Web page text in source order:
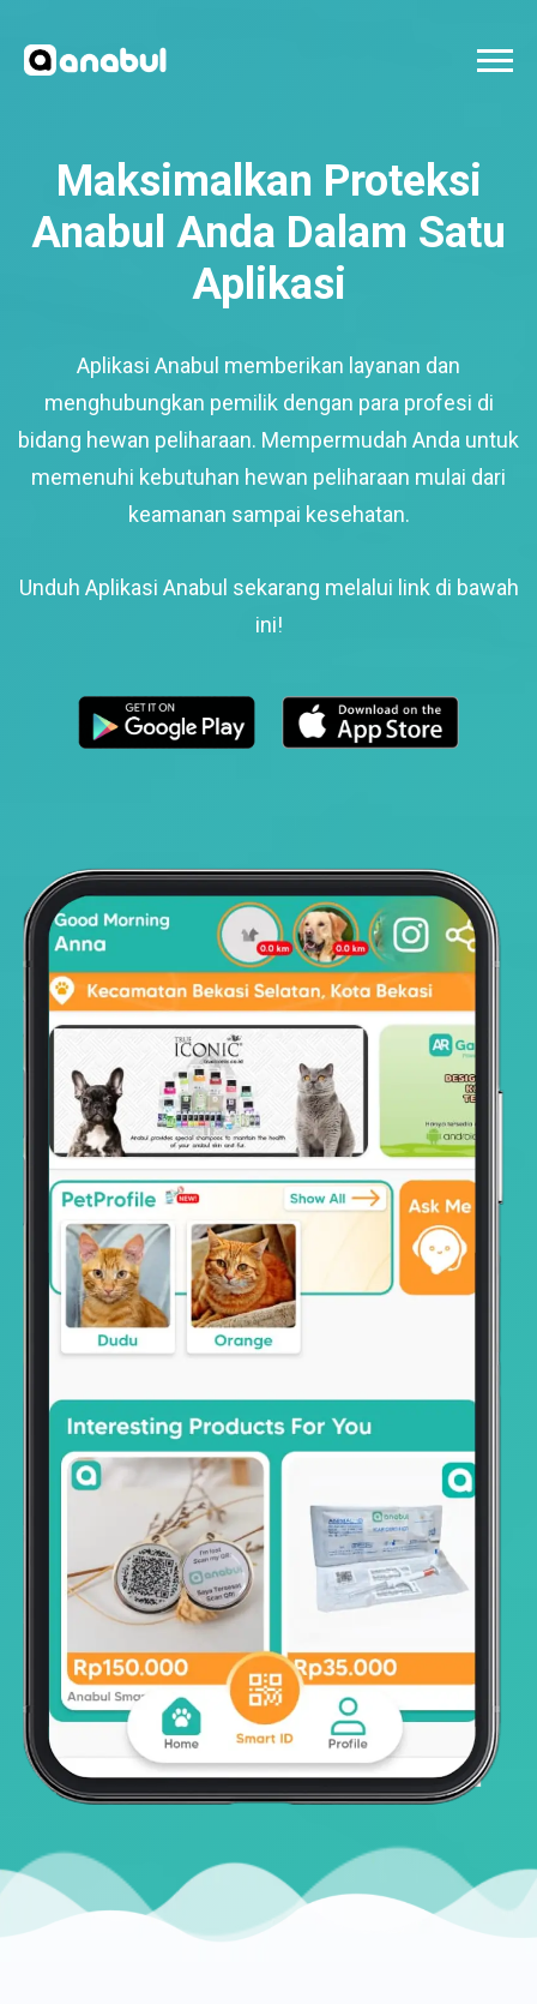
Maksimalkan Proteksi
Anabul Anda Dalam Satu
Aplikasi
Aplikasi Anabul memberikan layanan dan
menghubungkan pemilik dengan para profesi di
bidang hewan peliharaan. Mempermudah Anda untuk
memenuhi kebutuhan hewan peliharaan mulai dari
keamanan sampai kesehatan.
Unduh Aplikasi Anabul sekarang melalui link di bawah
ini!